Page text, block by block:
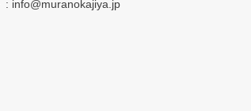
info@muranokajiya.jp